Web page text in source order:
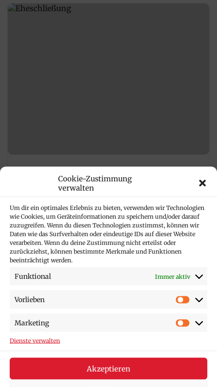
Cookie-Zustimmung
verwalten
Um dir ein optimales Erlebnis zu bieten, verwenden wir Technologien
wie Cookies, um Geräteinformationen zu speichern und/oder darauf
zuzugreifen. Wenn du diesen Technologien zustimmst, können wir
Daten wie das Surfverhalten oder eindeutige IDs auf dieser Website
verarbeiten. Wenn du deine Zustimmung nicht erteilst oder
zurückziehst, können bestimmte Merkmale und Funktionen
beeinträchtigt werden.
Funktional Immer aktiv
Vorlieben
Marketing
Dienste verwalten
Akzeptieren
Eheschließung
Pastoraler Raum Dortmund Nordost
Ehe und Lebensgemeinschaften